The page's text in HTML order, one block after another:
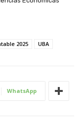
2025 UBA
WhatsApp